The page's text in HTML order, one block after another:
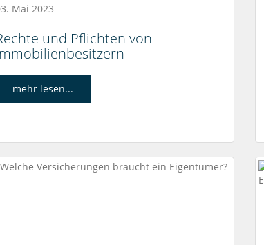
Mai 2023
und Pflichten von
mehr lesen...